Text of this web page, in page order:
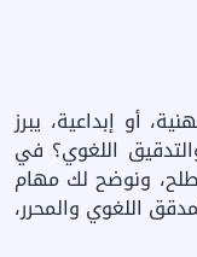
أو إبداعية، يبرز
اللغوي؟ في
ونوضح لك مهام
اللغوي والمحرر،